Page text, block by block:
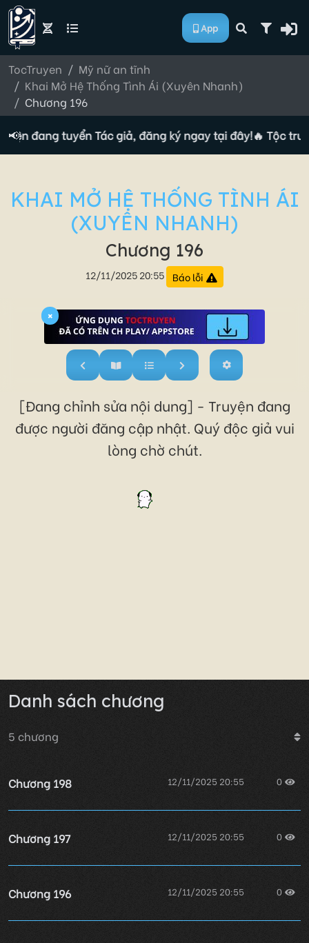
App
TocTruyen
Mỹ nữ an tĩnh
Khai Mở Hệ Thống Tình Ái (Xuyên Nhanh)
Chương 196
📢 đang tuyển Tác giả, đăng ký ngay tại đây!🔥 Tộc
KHAI MỞ HỆ THỐNG TÌNH ÁI
(XUYÊN NHANH)
Chương 196
12/11/2025 20:55 Báo lỗi
×
[Đang chỉnh sửa nội dung] - Truyện đang
được người đăng cập nhật. Quý độc giả vui
lòng chờ chút.
Danh sách chương
5 chương
Chương 198 12/11/2025 20:55 0
Chương 197 12/11/2025 20:55 0
Chương 196 12/11/2025 20:55 0